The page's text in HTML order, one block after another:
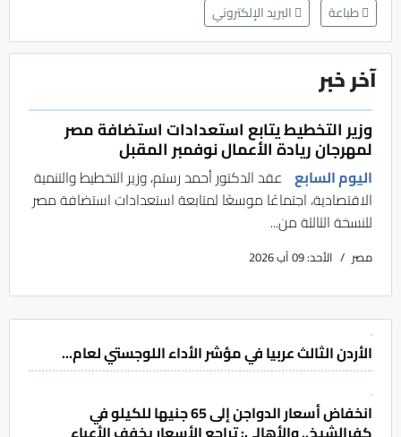
طباعة البريد الإلكتروني
آخر خبر
وزير التخطيط يتابع استعدادات استضافة مصر
لمهرجان ريادة الأعمال نوفمبر المقبل
اليوم السابع عقد الدكتور أحمد رستم، وزير التخطيط والتنمية
الاقتصادية، اجتماعًا موسعًا لمتابعة استعدادات استضافة مصر
للنسخة الثالثة من...
مصر الأحد: 09 آب 2026
الأردن الثالث عربيا في مؤشر الأداء اللوجستي لعام...
انخفاض أسعار الدواجن إلى 65 جنيها للكيلو في